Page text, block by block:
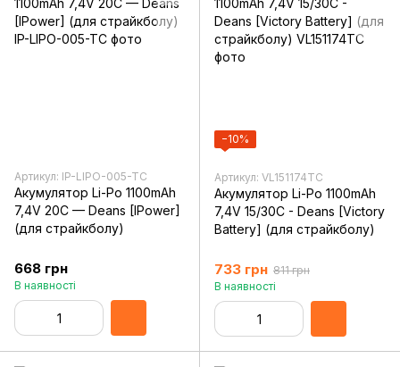
Артикул: IP-LIPO-005-TC
Акумулятор Li-Po 1100mAh
7,4V 20C — Deans [IPower]
(для страйкболу)
668 грн
В наявності
−10%
Артикул: VL151174TC
Акумулятор Li-Po 1100mAh
7,4V 15/30C - Deans [Victory
Battery] (для страйкболу)
733 грн 811 грн
В наявності